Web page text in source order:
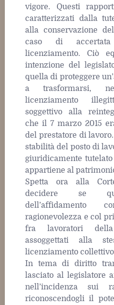
vigore. Questi
caratterizzati dalla
alla conservazione
caso di
licenziamento. Ciò
intenzione del
quella di proteggere
a trasformarsi,
licenziamento
soggettivo alla
che il 7 marzo 2015
del prestatore di
stabilità del posto di
giuridicamente
appartiene al
Spetta ora alla
decidere se
dell’affidamento
ragionevolezza e col
fra lavoratori
assoggettati alla
licenziamento
In tema di diritto
lasciato al legislatore
nell’incidenza sui
riconoscendogli il